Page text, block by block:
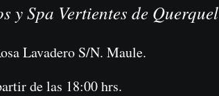
y Spa Vertientes de Querquel
Lavadero S/N. Maule.
de las 18:00 hrs.